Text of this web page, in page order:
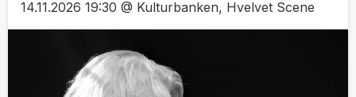
14.11.2026 19:30 @ Kulturbanken, Hvelvet Scene